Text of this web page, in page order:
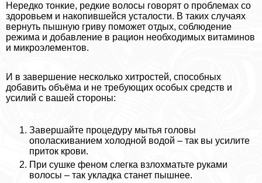
Нередко тонкие, редкие волосы говорят о проблемах со
здоровьем и накопившейся усталости. В таких случаях
вернуть пышную гриву поможет отдых, соблюдение
режима и добавление в рацион необходимых витаминов
и микроэлементов.
И в завершение несколько хитростей, способных
добавить объёма и не требующих особых средств и
усилий с вашей стороны:
Завершайте процедуру мытья головы
ополаскиванием холодной водой – так вы усилите
приток крови.
При сушке феном слегка взлохматьте руками
волосы – так укладка станет пышнее.